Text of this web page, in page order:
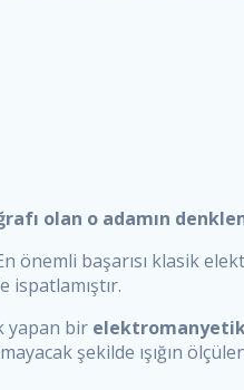
olan o adamın
önemli başarısı klasik
yapan bir elektromanyetik
şekilde ışığın ölçülen